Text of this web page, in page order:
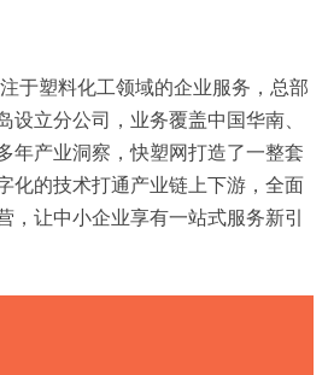
于塑料化工领域的企业服务，总部
立分公司，业务覆盖中国华南、
年产业洞察，快塑网打造了一整套
化的技术打通产业链上下游，全面
，让中小企业享有一站式服务新引